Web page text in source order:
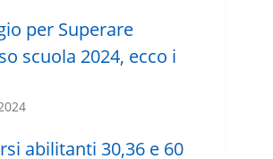
per Superare
scuola 2024, ecco i